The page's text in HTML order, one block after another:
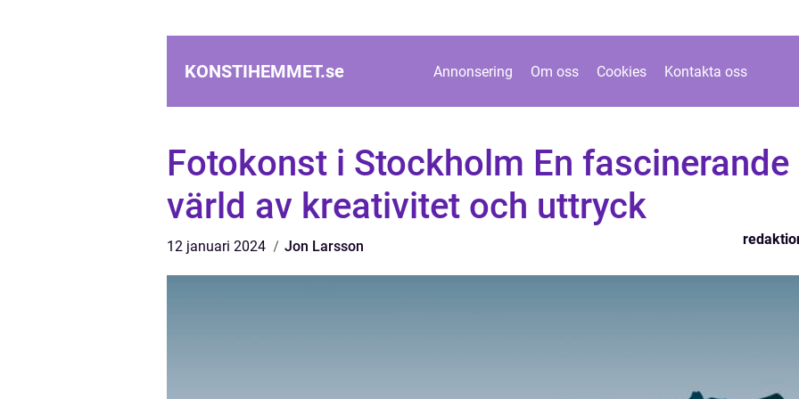
KONSTIHEMMET.se Annonsering Om oss Cookies Kontakta oss
Fotokonst i Stockholm En fascinerande
värld av kreativitet och uttryck
12 januari 2024 Jon Larsson